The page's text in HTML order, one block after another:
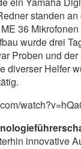
standen
36
wurde drei
Proben und
diverser Helfer
innovative